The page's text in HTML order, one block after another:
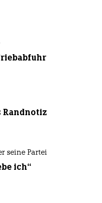
Randnotiz
seine Partei
ich“